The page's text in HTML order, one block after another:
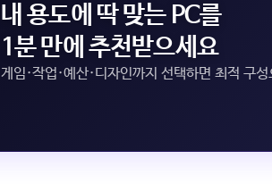
내 용도에 딱 맞는 PC를
1분 만에 추천받으세요
게임·작업·예산·디자인까지 선택하면 최적 구